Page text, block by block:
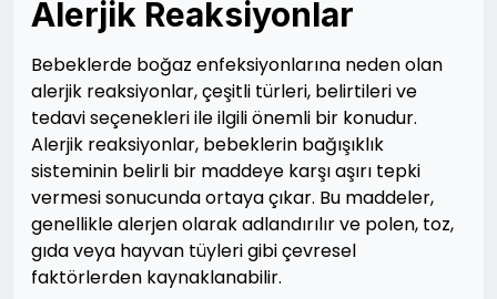
Alerjik Reaksiyonlar
Bebeklerde boğaz enfeksiyonlarına neden olan
alerjik reaksiyonlar, çeşitli türleri, belirtileri ve
tedavi seçenekleri ile ilgili önemli bir konudur.
Alerjik reaksiyonlar, bebeklerin bağışıklık
sisteminin belirli bir maddeye karşı aşırı tepki
vermesi sonucunda ortaya çıkar. Bu maddeler,
genellikle alerjen olarak adlandırılır ve polen, toz,
gıda veya hayvan tüyleri gibi çevresel
faktörlerden kaynaklanabilir.